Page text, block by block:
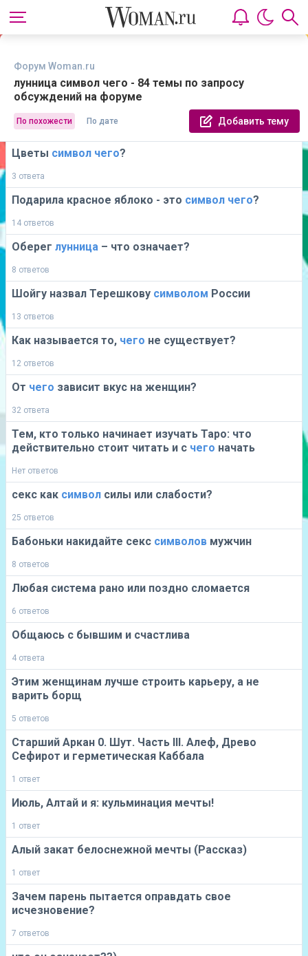
Форум Woman.ru
лунница символ чего - 84 темы по запросу
обсуждений на форуме
По похожести По дате Добавить тему
Цветы символ чего?
3 ответа
Подарила красное яблоко - это символ чего?
14 ответов
Оберег лунница – что означает?
8 ответов
Шойгу назвал Терешкову символом России
13 ответов
Как называется то, чего не существует?
12 ответов
От чего зависит вкус на женщин?
32 ответа
Тем, кто только начинает изучать Таро: что
действительно стоит читать и с чего начать
Нет ответов
секс как символ силы или слабости?
25 ответов
Бабоньки накидайте секс символов мужчин
8 ответов
Любая система рано или поздно сломается
6 ответов
Общаюсь с бывшим и счастлива
4 ответа
Этим женщинам лучше строить карьеру, а не
варить борщ
5 ответов
Старший Аркан 0. Шут. Часть III. Алеф, Древо
Сефирот и герметическая Каббала
1 ответ
Июль, Алтай и я: кульминация мечты!
1 ответ
Алый закат белоснежной мечты (Рассказ)
1 ответ
Зачем парень пытается оправдать свое
исчезновение?
7 ответов